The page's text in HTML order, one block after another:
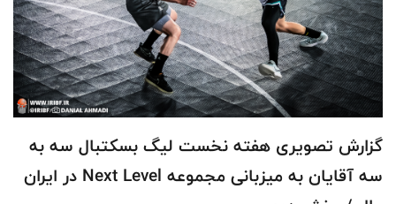
گزارش تصویری هفته نخست لیگ بسکتبال سه به
سه آقایان به میزبانی مجموعه Next Level در ایران